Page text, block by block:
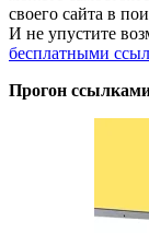
своего сайта в
И не упустите
бесплатными
Прогон